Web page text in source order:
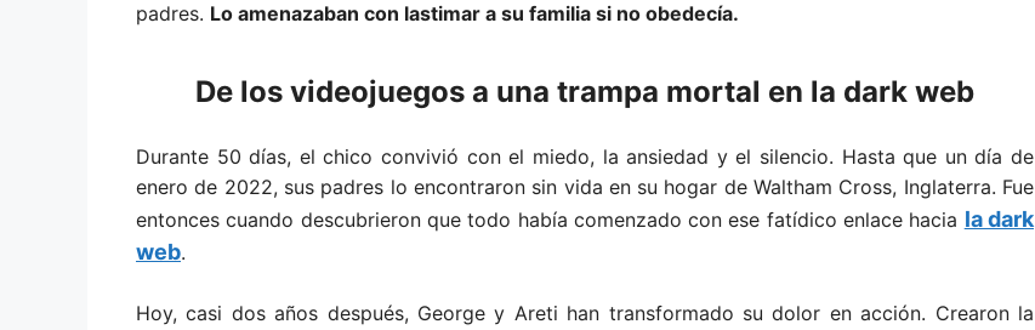
padres. Lo amenazaban con lastimar a su familia si no obedecía.
De los videojuegos a una trampa mortal en la dark web
Durante 50 días, el chico convivió con el miedo, la ansiedad y el silencio. Hasta que un día de
enero de 2022, sus padres lo encontraron sin vida en su hogar de Waltham Cross, Inglaterra. Fue
entonces cuando descubrieron que todo había comenzado con ese fatídico enlace hacia la dark
web.
Hoy, casi dos años después, George y Areti han transformado su dolor en acción. Crearon la